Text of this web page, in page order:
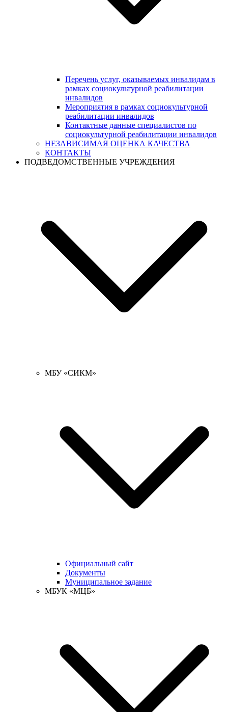
Перечень услуг, оказываемых инвалидам в
рамках социокультурной реабилитации
инвалидов
Мероприятия в рамках социокультурной
реабилитации инвалидов
Контактные данные специалистов по
социокультурной реабилитации инвалидов
НЕЗАВИСИМАЯ ОЦЕНКА КАЧЕСТВА
КОНТАКТЫ
ПОДВЕДОМСТВЕННЫЕ УЧРЕЖДЕНИЯ
МБУ «СИКМ»
Официальный сайт
Документы
Муниципальное задание
МБУК «МЦБ»